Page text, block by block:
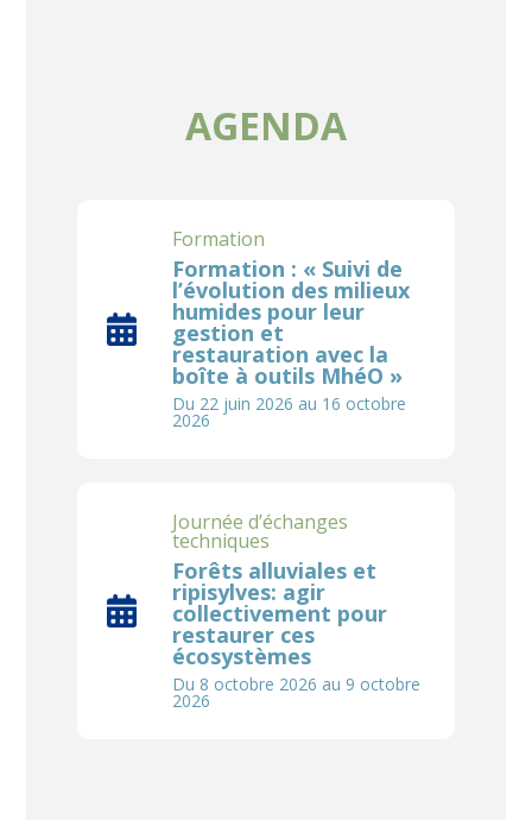
AGENDA
Formation
Formation : « Suivi de
l’évolution des milieux
humides pour leur
gestion et
restauration avec la
boîte à outils MhéO »
Du 22 juin 2026 au 16 octobre
2026
Journée d’échanges
techniques
Forêts alluviales et
ripisylves: agir
collectivement pour
restaurer ces
écosystèmes
Du 8 octobre 2026 au 9 octobre
2026